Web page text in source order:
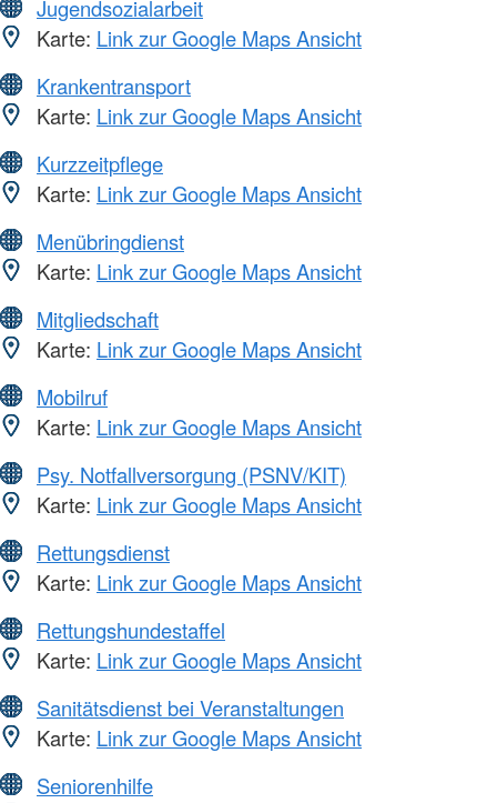
Jugendsozialarbeit
Karte: Link zur Google Maps Ansicht
Krankentransport
Karte: Link zur Google Maps Ansicht
Kurzzeitpflege
Karte: Link zur Google Maps Ansicht
Menübringdienst
Karte: Link zur Google Maps Ansicht
Mitgliedschaft
Karte: Link zur Google Maps Ansicht
Mobilruf
Karte: Link zur Google Maps Ansicht
Psy. Notfallversorgung (PSNV/KIT)
Karte: Link zur Google Maps Ansicht
Rettungsdienst
Karte: Link zur Google Maps Ansicht
Rettungshundestaffel
Karte: Link zur Google Maps Ansicht
Sanitätsdienst bei Veranstaltungen
Karte: Link zur Google Maps Ansicht
Seniorenhilfe